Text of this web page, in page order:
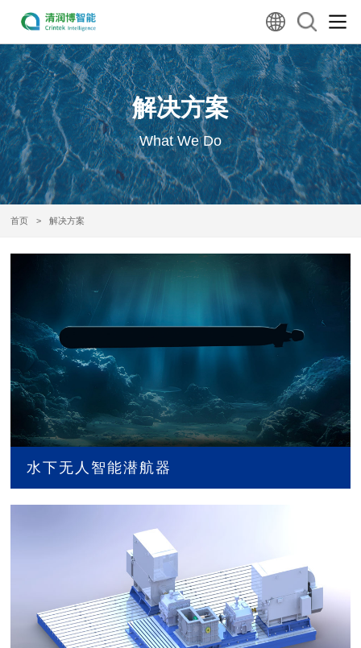
解决方案
What We Do
首页 > 解决方案
水下无人智能潜航器